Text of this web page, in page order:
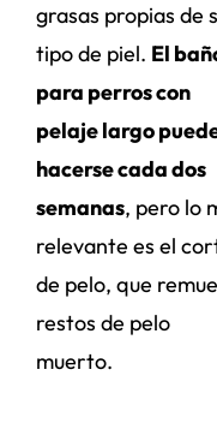
grasas propias de
tipo de piel. El
para perros con
pelaje largo
hacerse cada dos
semanas, pero lo
relevante es el
de pelo, que
restos de pelo
muerto.